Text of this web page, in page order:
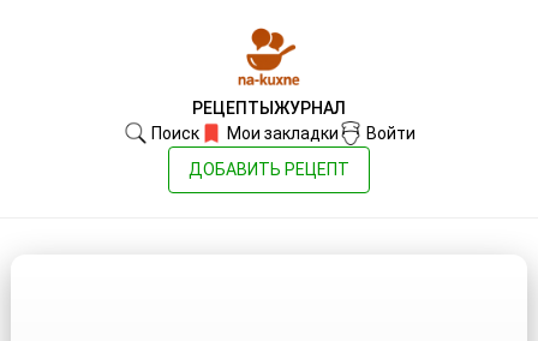
РЕЦЕПТЫ ЖУРНАЛ
Поиск
Мои закладки
Войти
ДОБАВИТЬ РЕЦЕПТ